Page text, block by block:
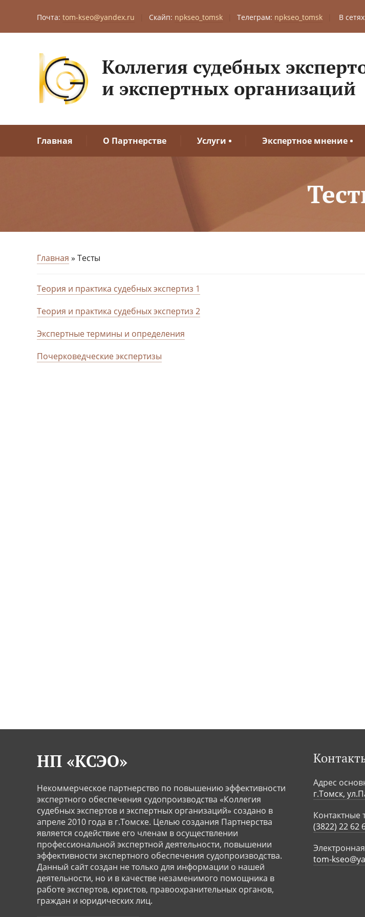
Почта: tom-kseo@yandex.ru Скайп: npkseo_tomsk Телеграм: npkseo_tomsk В
Коллегия судебных
и экспертных организаций
Главная О Партнерстве Услуги Экспертное мнение
Главная » Тесты
Теория и практика судебных экспертиз 1
Теория и практика судебных экспертиз 2
Экспертные термины и определения
Почерковедческие экспертизы
НП «КСЭО»
Некоммерческое партнерство по повышению эффективности
экспертного обеспечения судопроизводства «Коллегия
судебных экспертов и экспертных организаций» создано в
апреле 2010 года в г.Томске. Целью создания Партнерства
является содействие его членам в осуществлении
профессиональной экспертной деятельности, повышении
эффективности экспертного обеспечения судопроизводства.
Данный сайт создан не только для информации о нашей
деятельности, но и в качестве незаменимого помощника в
работе экспертов, юристов, правоохранительных органов,
граждан и юридических лиц.
Адрес
г.Томск,
Контактные
(3822) 22 62
tom-